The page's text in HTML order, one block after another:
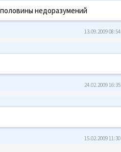
недоразумений
13.09.2009 08:54
24.02.2009 16:35
15.02.2009 11:30